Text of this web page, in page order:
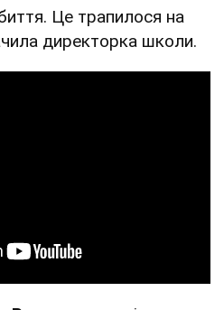
Це трапилося на
директорка школи.